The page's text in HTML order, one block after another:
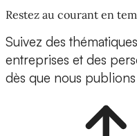
Restez au courant en
Suivez des
entreprises et des
dès que nous